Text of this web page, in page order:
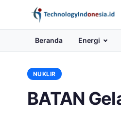
Beranda Energi
NUKLIR
BATAN